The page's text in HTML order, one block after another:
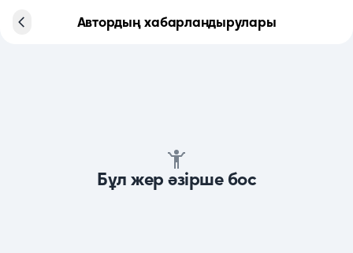
Автордың хабарландырулары
Бұл жер әзірше бос